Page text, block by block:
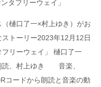
タフリーウェイ」
樋口了一×村上ゆき）がお
トーリー2023年12月12日
フリーウェイ」 樋口了一
、村上ゆき 音楽、
コードから朗読と音楽の動